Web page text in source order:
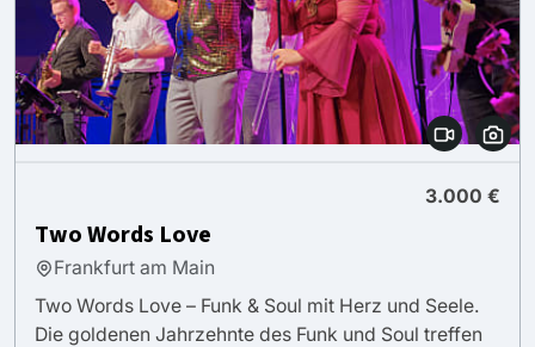
3.000 €
Two Words Love
Frankfurt am Main
Two Words Love – Funk & Soul mit Herz und Seele.
Die goldenen Jahrzehnte des Funk und Soul treffen